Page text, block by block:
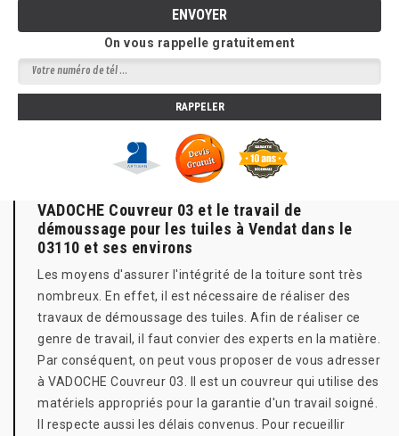
On vous rappelle gratuitement
VADOCHE Couvreur 03 et le travail de
démoussage pour les tuiles à Vendat dans le
03110 et ses environs
Les moyens d'assurer l'intégrité de la toiture sont très
nombreux. En effet, il est nécessaire de réaliser des
travaux de démoussage des tuiles. Afin de réaliser ce
genre de travail, il faut convier des experts en la matière.
Par conséquent, on peut vous proposer de vous adresser
à VADOCHE Couvreur 03. Il est un couvreur qui utilise des
matériels appropriés pour la garantie d'un travail soigné.
Il respecte aussi les délais convenus. Pour recueillir